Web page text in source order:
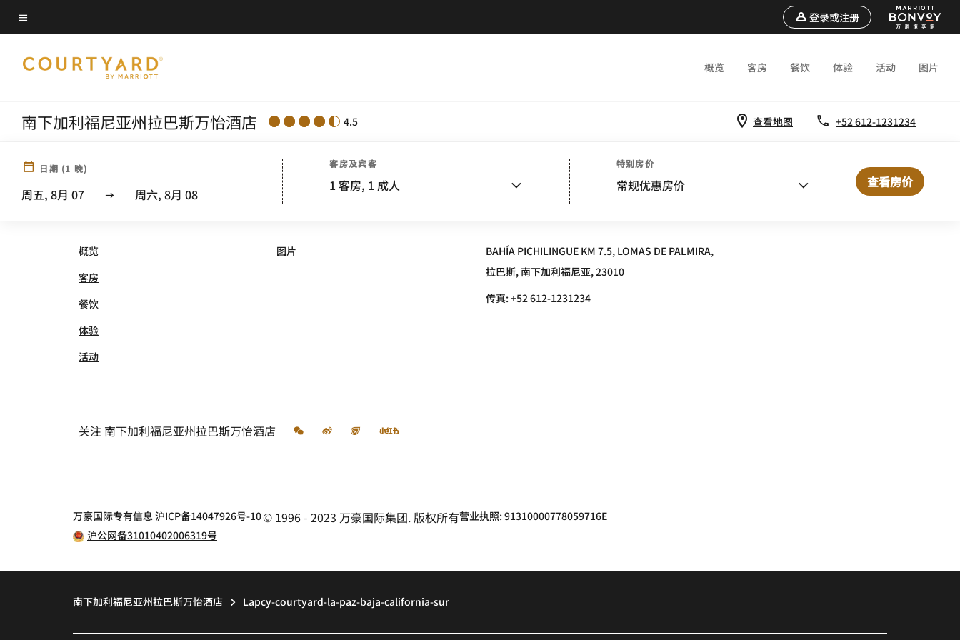
Skip
to
content
菜单文本
登录或注册
概览 客房 餐饮 体验 活动 图片
南下加利福尼亚州拉巴斯万怡酒店 4.5 查看地图 +52 612-1231234
日期 (1 晚)
周五, 8月 07 周六, 8月 08
客房及宾客
1 客房, 1 成人
特别房价
常规优惠房价 查看房价
COURTYARD® BY MARRIOTT® LA PAZ BAJA CALIFORNIA SUR
概览
客房
餐饮
体验
活动
图片
BAHÍA PICHILINGUE KM 7.5, LOMAS DE PALMIRA,
拉巴斯, 南下加利福尼亚, 23010
传真:+52 612-1231234
关注 南下加利福尼亚州拉巴斯万怡酒店 微信 微博 飞猪 小红书
万豪国际专有信息 沪ICP备14047926号-10© 1996 - 2023 万豪国际集团. 版权所有营业执照: 91310000778059716E
沪公网备31010402006319号
南下加利福尼亚州拉巴斯万怡酒店 Lapcy-courtyard-la-paz-baja-california-sur